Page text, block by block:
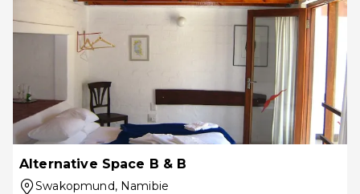
Alternative Space B & B
Swakopmund, Namibie